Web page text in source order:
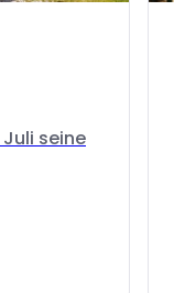
seine